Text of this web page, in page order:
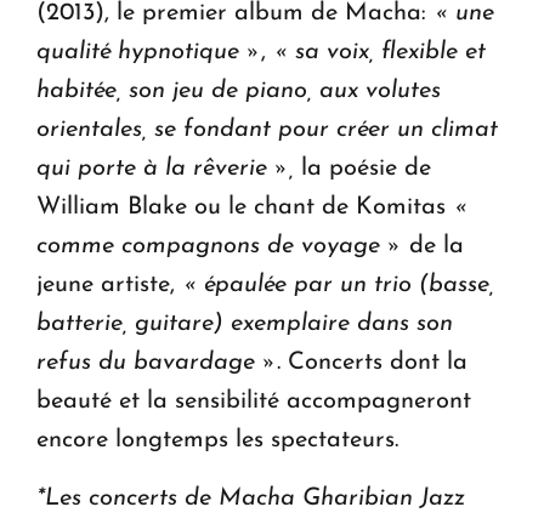
(2013), le premier album de Macha: « une
qualité hypnotique », « sa voix, flexible et
habitée, son jeu de piano, aux volutes
orientales, se fondant pour créer un climat
qui porte à la rêverie », la poésie de
William Blake ou le chant de Komitas «
comme compagnons de voyage » de la
jeune artiste, « épaulée par un trio (basse,
batterie, guitare) exemplaire dans son
refus du bavardage ». Concerts dont la
beauté et la sensibilité accompagneront
encore longtemps les spectateurs.
*Les concerts de Macha Gharibian Jazz